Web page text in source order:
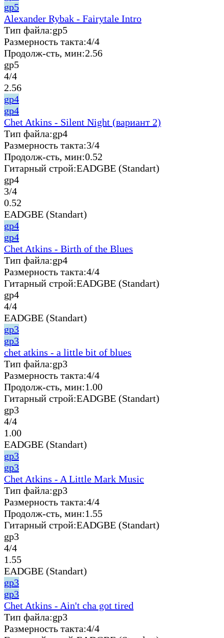
gp5
Alexander Rybak - Fairytale Intro
Тип файла:gp5
Размерность такта:4/4
Продолж-сть, мин:2.56
gp5
4/4
2.56
gp4
gp4
Chet Atkins - Silent Night (вариант 2)
Тип файла:gp4
Размерность такта:3/4
Продолж-сть, мин:0.52
Гитарный строй:EADGBE (Standart)
gp4
3/4
0.52
EADGBE (Standart)
gp4
gp4
Chet Atkins - Birth of the Blues
Тип файла:gp4
Размерность такта:4/4
Гитарный строй:EADGBE (Standart)
gp4
4/4
EADGBE (Standart)
gp3
gp3
chet atkins - a little bit of blues
Тип файла:gp3
Размерность такта:4/4
Продолж-сть, мин:1.00
Гитарный строй:EADGBE (Standart)
gp3
4/4
1.00
EADGBE (Standart)
gp3
gp3
Chet Atkins - A Little Mark Music
Тип файла:gp3
Размерность такта:4/4
Продолж-сть, мин:1.55
Гитарный строй:EADGBE (Standart)
gp3
4/4
1.55
EADGBE (Standart)
gp3
gp3
Chet Atkins - Ain't cha got tired
Тип файла:gp3
Размерность такта:4/4